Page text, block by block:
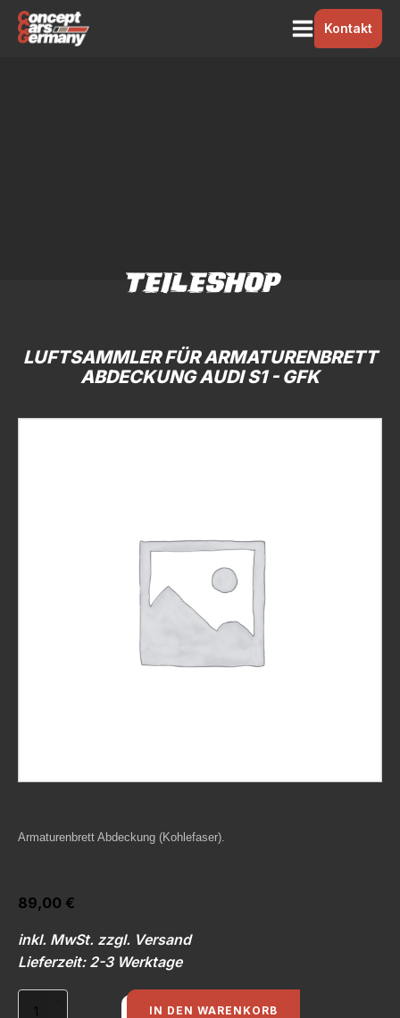
Kontakt
TEILESHOP
LUFTSAMMLER FÜR ARMATURENBRETT
ABDECKUNG AUDI S1 - GFK
Armaturenbrett Abdeckung (Kohlefaser).
89,00 €
inkl. MwSt. zzgl. Versand
Lieferzeit: 2-3 Werktage
Luftsammler
IN DEN WARENKORB